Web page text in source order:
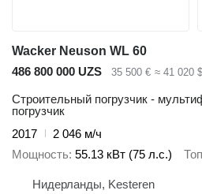
Wacker Neuson WL 60
486 800 000 UZS
35 500 € ≈ 41 020 $
Строительный погрузчик -
погрузчик
2017
2 046 м/ч
Мощность 55.13 кВт (75 л.с.)
Нидерланды, Kesteren